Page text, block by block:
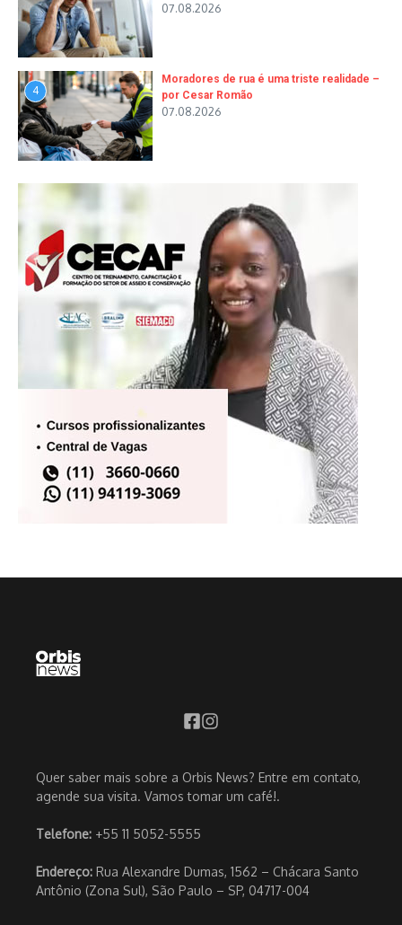
07.08.2026
4
Moradores de rua é uma triste realidade –
por Cesar Romão
07.08.2026
Quer saber mais sobre a Orbis News? Entre em contato,
agende sua visita. Vamos tomar um café!.
Telefone: +55 11 5052-5555
Endereço: Rua Alexandre Dumas, 1562 – Chácara Santo
Antônio (Zona Sul), São Paulo – SP, 04717-004